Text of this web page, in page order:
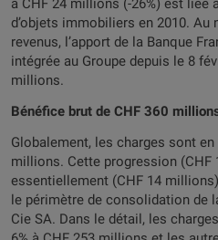
à CHF 24 millions (-26%) est liée
d’objets immobiliers en 2010. Au
revenus, l’apport de la Banque
intégrée au Groupe depuis le 8
millions.
Bénéfice brut de CHF 360
Globalement, les charges sont en
millions. Cette progression (CHF
essentiellement (CHF 14
le périmètre de consolidation de
Cie SA. Dans le détail, les